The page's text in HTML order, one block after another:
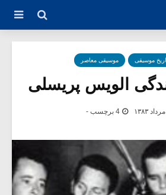
موسیقی موسیقی معاصر
الویس پریسلی
4 برچسب -